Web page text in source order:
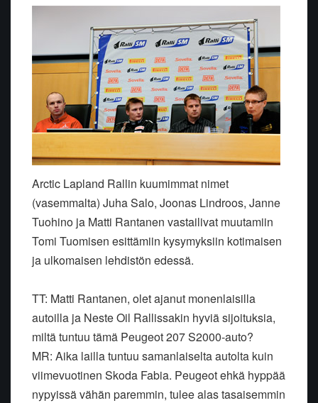
Arctic Lapland Rallin kuumimmat nimet
(vasemmalta) Juha Salo, Joonas Lindroos, Janne
Tuohino ja Matti Rantanen vastailivat muutamiin
Tomi Tuomisen esittämiin kysymyksiin kotimaisen
ja ulkomaisen lehdistön edessä.
TT: Matti Rantanen, olet ajanut monenlaisilla
autoilla ja Neste Oil Rallissakin hyviä sijoituksia,
miltä tuntuu tämä Peugeot 207 S2000-auto?
MR: Aika lailla tuntuu samanlaiselta autolta kuin
viimevuotinen Skoda Fabia. Peugeot ehkä hyppää
nypyissä vähän paremmin, tulee alas tasaisemmin